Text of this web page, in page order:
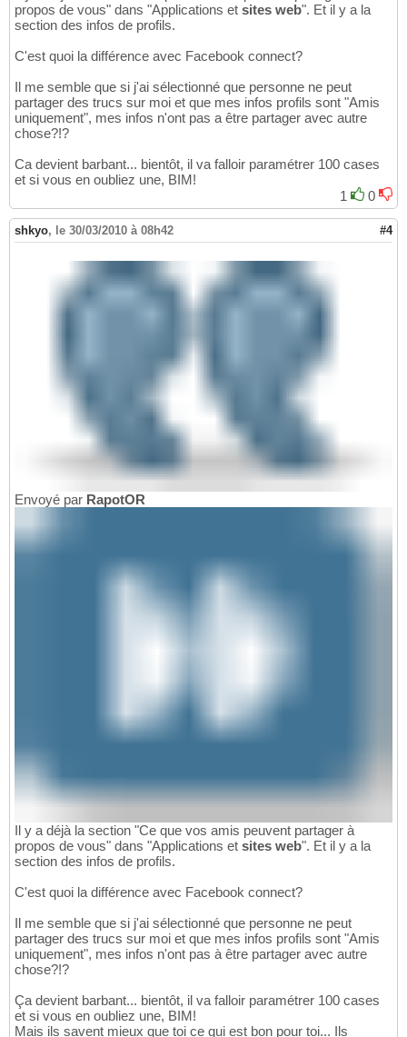
propos de vous" dans "Applications et sites web". Et il y a la
section des infos de profils.
C'est quoi la différence avec Facebook connect?
Il me semble que si j'ai sélectionné que personne ne peut
partager des trucs sur moi et que mes infos profils sont "Amis
uniquement", mes infos n'ont pas a être partager avec autre
chose?!?
Ca devient barbant... bientôt, il va falloir paramétrer 100 cases
et si vous en oubliez une, BIM!
1
0
shkyo, le 30/03/2010 à 08h42 #4
Envoyé par RapotOR
Il y a déjà la section "Ce que vos amis peuvent partager à
propos de vous" dans "Applications et sites web". Et il y a la
section des infos de profils.
C'est quoi la différence avec Facebook connect?
Il me semble que si j'ai sélectionné que personne ne peut
partager des trucs sur moi et que mes infos profils sont "Amis
uniquement", mes infos n'ont pas à être partager avec autre
chose?!?
Ça devient barbant... bientôt, il va falloir paramétrer 100 cases
et si vous en oubliez une, BIM!
Mais ils savent mieux que toi ce qui est bon pour toi... Ils